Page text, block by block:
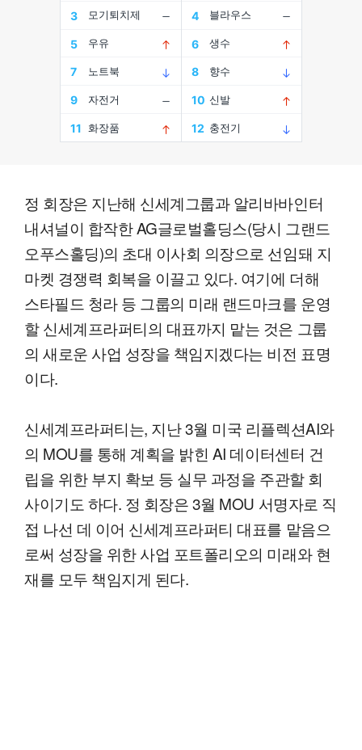
정 회장은 지난해 신세계그룹과 알리바바인터
내셔널이 합작한 AG글로벌홀딩스(당시 그랜드
오푸스홀딩)의 초대 이사회 의장으로 선임돼 지
마켓 경쟁력 회복을 이끌고 있다. 여기에 더해
스타필드 청라 등 그룹의 미래 랜드마크를 운영
할 신세계프라퍼티의 대표까지 맡는 것은 그룹
의 새로운 사업 성장을 책임지겠다는 비전 표명
이다.
신세계프라퍼티는, 지난 3월 미국 리플렉션AI와
의 MOU를 통해 계획을 밝힌 AI 데이터센터 건
립을 위한 부지 확보 등 실무 과정을 주관할 회
사이기도 하다. 정 회장은 3월 MOU 서명자로 직
접 나선 데 이어 신세계프라퍼티 대표를 맡음으
로써 성장을 위한 사업 포트폴리오의 미래와 현
재를 모두 책임지게 된다.